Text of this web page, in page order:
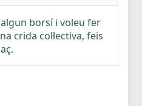
borsí i voleu fer
crida col·lectiva, feis